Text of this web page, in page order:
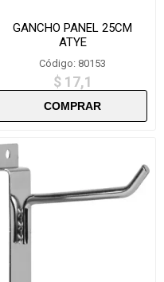
GANCHO PANEL 25CM
ATYE
Código: 80153
$ 17,1